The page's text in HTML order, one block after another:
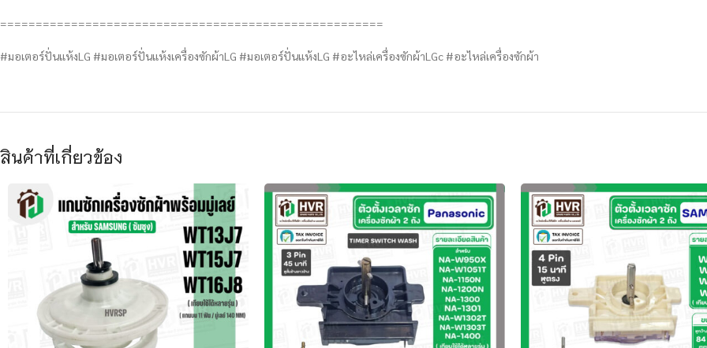
======================================================
#มอเตอร์ปั่นแห้งLG #มอเตอร์ปั่นแห้งเครื่องซักผ้าLG #มอเตอร์ปั่นแห้งLG #อะไหล่เครื่องซักผ้าLGc #อะไหล่เครื่องซักผ้า
สินค้าที่เกี่ยวข้อง